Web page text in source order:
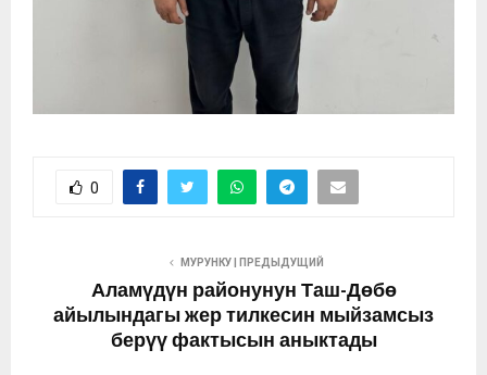
0
МУРУНКУ | ПРЕДЫДУЩИЙ
Аламүдүн районунун Таш-Дөбө
айылындагы жер тилкесин мыйзамсыз
берүү фактысын аныктады